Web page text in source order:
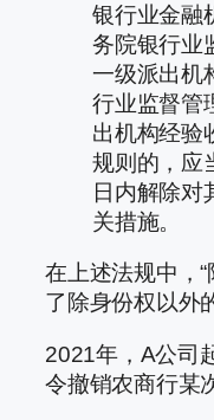
银行业金融
务院银行业
一级派出机
行业监督管
出机构经验
规则的，应
日内解除对
关措施。
在上述法规中，
了除身份权以外
2021年，A公司
令撤销农商行某